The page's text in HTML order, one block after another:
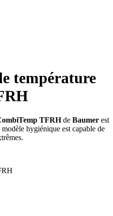
température
TFRHde Baumer est
hygiénique est capable de